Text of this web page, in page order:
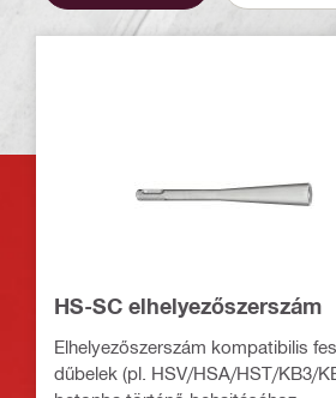
HS-SC elhelyezőszerszám
Elhelyezőszerszám kompatibilis
dűbelek (pl. HSV/HSA/HST/KB3/